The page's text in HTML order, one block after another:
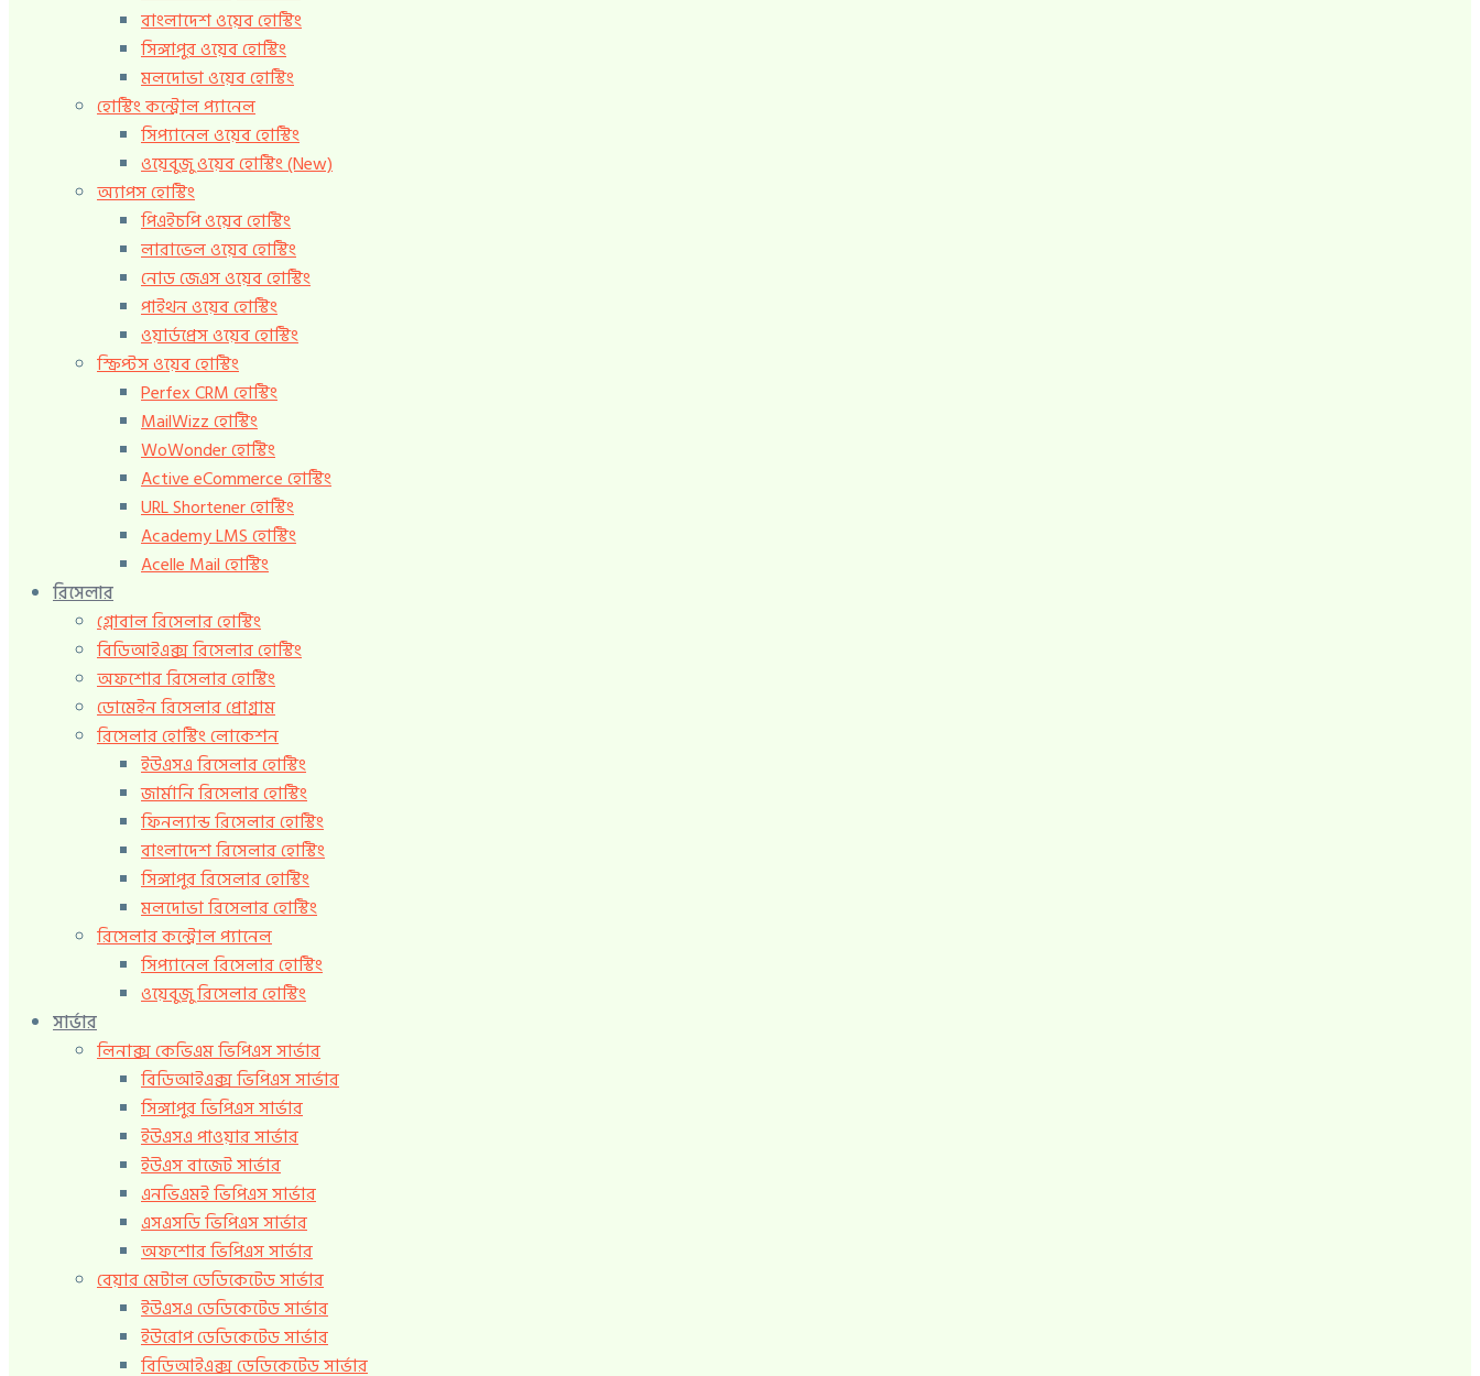
বাংলাদেশ ওয়েব হোস্টিং
সিঙ্গাপুর ওয়েব হোস্টিং
মলদোভা ওয়েব হোস্টিং
হোস্টিং কন্ট্রোল প্যানেল
সিপ্যানেল ওয়েব হোস্টিং
ওয়েবুজু ওয়েব হোস্টিং (New)
অ্যাপস হোস্টিং
পিএইচপি ওয়েব হোস্টিং
লারাভেল ওয়েব হোস্টিং
নোড জেএস ওয়েব হোস্টিং
পাইথন ওয়েব হোস্টিং
ওয়ার্ডপ্রেস ওয়েব হোস্টিং
স্ক্রিপ্টস ওয়েব হোস্টিং
Perfex CRM হোস্টিং
MailWizz হোস্টিং
WoWonder হোস্টিং
Active eCommerce হোস্টিং
URL Shortener হোস্টিং
Academy LMS হোস্টিং
Acelle Mail হোস্টিং
রিসেলার
গ্লোবাল রিসেলার হোস্টিং
বিডিআইএক্স রিসেলার হোস্টিং
অফশোর রিসেলার হোস্টিং
ডোমেইন রিসেলার প্রোগ্রাম
রিসেলার হোস্টিং লোকেশন
ইউএসএ রিসেলার হোস্টিং
জার্মানি রিসেলার হোস্টিং
ফিনল্যান্ড রিসেলার হোস্টিং
বাংলাদেশ রিসেলার হোস্টিং
সিঙ্গাপুর রিসেলার হোস্টিং
মলদোভা রিসেলার হোস্টিং
রিসেলার কন্ট্রোল প্যানেল
সিপ্যানেল রিসেলার হোস্টিং
ওয়েবুজু রিসেলার হোস্টিং
সার্ভার
লিনাক্স কেভিএম ভিপিএস সার্ভার
বিডিআইএক্স ভিপিএস সার্ভার
সিঙ্গাপুর ভিপিএস সার্ভার
ইউএসএ পাওয়ার সার্ভার
ইউএস বাজেট সার্ভার
এনভিএমই ভিপিএস সার্ভার
এসএসডি ভিপিএস সার্ভার
অফশোর ভিপিএস সার্ভার
বেয়ার মেটাল ডেডিকেটেড সার্ভার
ইউএসএ ডেডিকেটেড সার্ভার
ইউরোপ ডেডিকেটেড সার্ভার
বিডিআইএক্স ডেডিকেটেড সার্ভার